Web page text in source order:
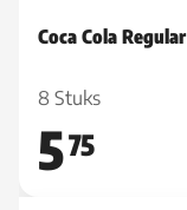
Coca Cola Regular
8 Stuks
575